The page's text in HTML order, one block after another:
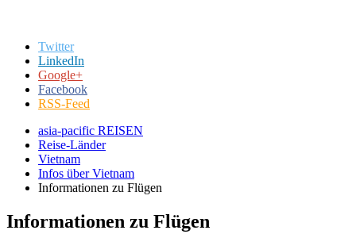
Twitter
LinkedIn
Google+
Facebook
RSS-Feed
asia-pacific REISEN
Reise-Länder
Vietnam
Infos über Vietnam
Informationen zu Flügen
Informationen zu Flügen